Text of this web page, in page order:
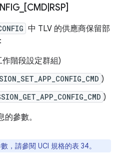
[CMD RSP]
中 TLV 的供應商保留部
階段設定群組)
)
)
參數。
，請參閱 UCI 規格的表 34。